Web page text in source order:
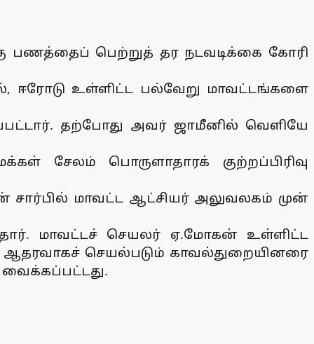
பணத்தைப் பெற்றுத் தர நடவடிக்கை கோரி
ஈரோடு உள்ளிட்ட பல்வேறு மாவட்டங்களை
தற்போது அவர் ஜாமீனில் வெளியே
சேலம் பொருளாதாரக் குற்றப்பிரிவு
சார்பில் மாவட்ட ஆட்சியர் அலுவலகம் முன்
மாவட்டச் செயலர் ஏ.மோகன் உள்ளிட்ட
ஆதரவாகச் செயல்படும் காவல்துறையினரை